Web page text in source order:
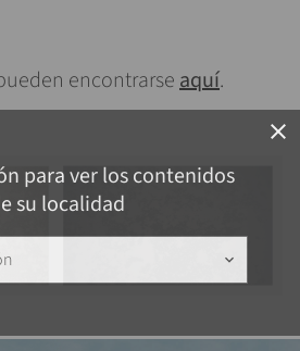
close
para ver los contenidos
su localidad
keyboard_arrow_down
encontrarseaquí.